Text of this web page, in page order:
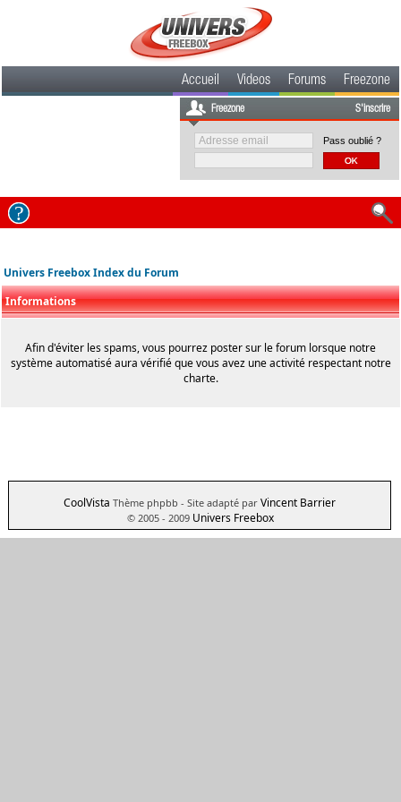
Accueil Videos Forums Freezone
Freezone S'inscrire
Pass oublié ?
Univers Freebox Index du Forum
Informations
Afin d'éviter les spams, vous pourrez poster sur le forum lorsque notre
système automatisé aura vérifié que vous avez une activité respectant notre
charte.
CoolVista Thème phpbb - Site adapté par Vincent Barrier
© 2005 - 2009 Univers Freebox